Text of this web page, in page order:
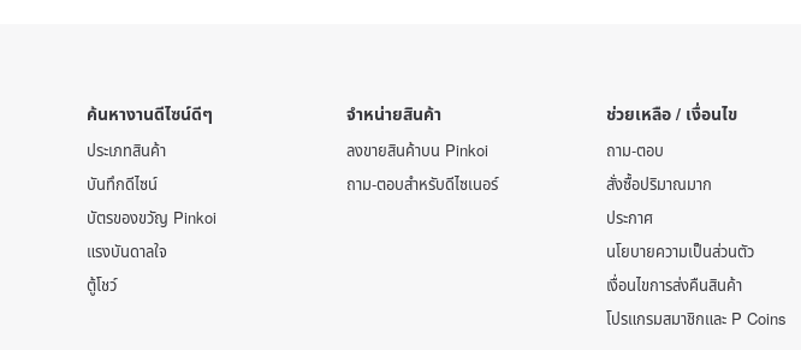
ค้นหางานดีไซน์ดีๆ
ประเภทสินค้า
บันทึกดีไซน์
บัตรของขวัญ Pinkoi
แรงบันดาลใจ
ตู้โชว์
จำหน่ายสินค้า
ลงขายสินค้าบน Pinkoi
ถาม-ตอบสำหรับดีไซเนอร์
ช่วยเหลือ / เงื่อนไข
ถาม-ตอบ
สั่งซื้อปริมาณมาก
ประกาศ
นโยบายความเป็นส่วนตัว
เงื่อนไขการส่งคืนสินค้า
โปรแกรมสมาชิกและ P Coins